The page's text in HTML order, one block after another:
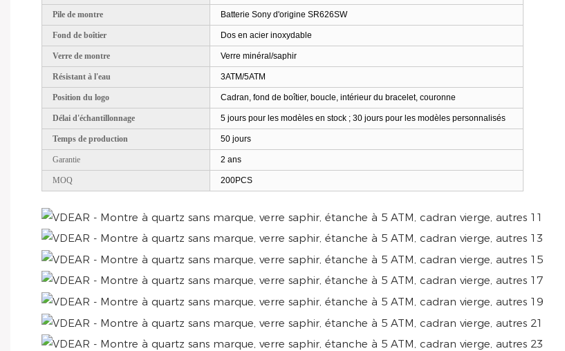
Pile de montre Batterie Sony d'origine SR626SW
Fond de boîtier Dos en acier inoxydable
Verre de montre Verre minéral/saphir
Résistant à l'eau 3ATM/5ATM
Position du logo Cadran, fond de boîtier, boucle, intérieur du bracelet, couronne
Délai d'échantillonnage 5 jours pour les modèles en stock ; 30 jours pour les modèles personnalisés
Temps de production 50 jours
Garantie 2 ans
MOQ 200PCS